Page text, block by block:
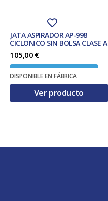
JATA ASPIRADOR AP-998
CICLONICO SIN BOLSA CLASE A
105,00 €
DISPONIBLE EN FÁBRICA
Ver producto